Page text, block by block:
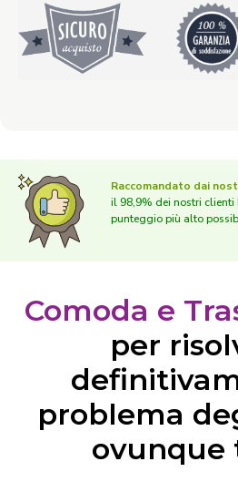
Raccomandato dai
il 98,9% dei nostri clienti
punteggio più alto
Comoda e
per
problema
ovunque